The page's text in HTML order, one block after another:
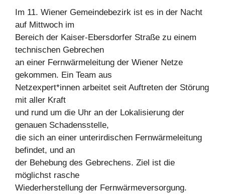
Im 11. Wiener Gemeindebezirk ist es in der Nacht
auf Mittwoch im
Bereich der Kaiser-Ebersdorfer Straße zu einem
technischen Gebrechen
an einer Fernwärmeleitung der Wiener Netze
gekommen. Ein Team aus
Netzexpert*innen arbeitet seit Auftreten der Störung
mit aller Kraft
und rund um die Uhr an der Lokalisierung der
genauen Schadensstelle,
die sich an einer unterirdischen Fernwärmeleitung
befindet, und an
der Behebung des Gebrechens. Ziel ist die
möglichst rasche
Wiederherstellung der Fernwärmeversorgung.